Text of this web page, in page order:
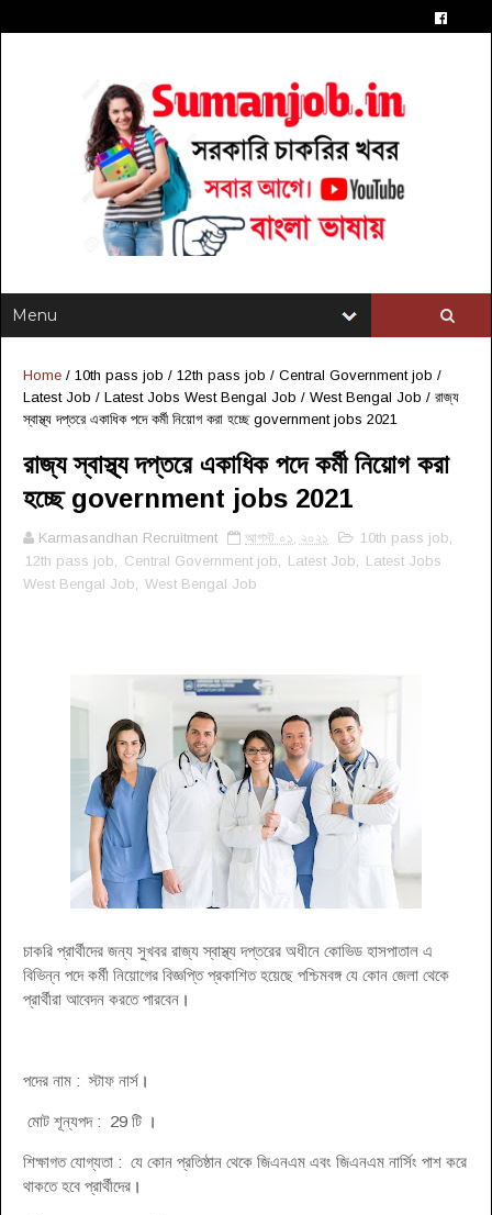
Home / 10th pass job / 12th pass job / Central Government job /
Latest Job / Latest Jobs West Bengal Job / West Bengal Job / রাজ্য
স্বাস্থ্য দপ্তরে একাধিক পদে কর্মী নিয়োগ করা হচ্ছে government jobs 2021
রাজ্য স্বাস্থ্য দপ্তরে একাধিক পদে কর্মী নিয়োগ করা
হচ্ছে government jobs 2021
Karmasandhan Recruitment আগস্ট ০১, ২০২১ 10th pass job
12th pass job
Central Government job Latest Job
Latest Jobs
West Bengal Job
West Bengal Job
চাকরি প্রার্থীদের জন্য সুখবর রাজ্য স্বাস্থ্য দপ্তরের অধীনে কোভিড হাসপাতাল এ
বিভিন্ন পদে কর্মী নিয়োগের বিজ্ঞপ্তি প্রকাশিত হয়েছে পশ্চিমবঙ্গ যে কোন জেলা থেকে
প্রার্থীরা আবেদন করতে পারবেন ।
পদের নাম : স্টাফ নার্স ।
মোট শূন্যপদ : 29 টি ।
শিক্ষাগত যোগ্যতা : যে কোন প্রতিষ্ঠান থেকে জিএনএম এবং জিএনএম নার্সিং পাশ করে
থাকতে হবে প্রার্থীদের ।